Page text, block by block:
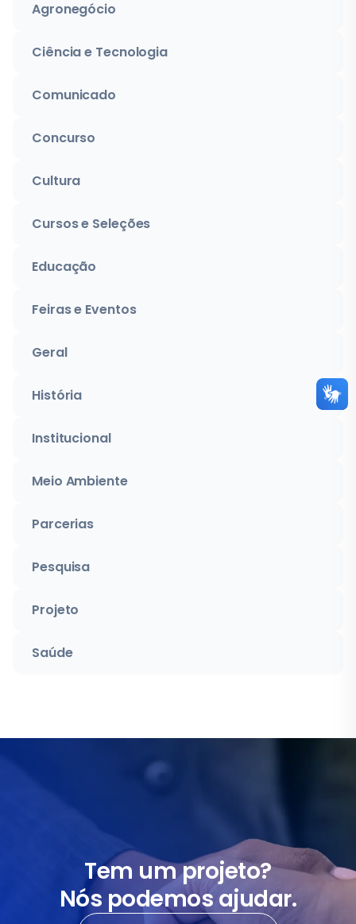
Agronegócio
Ciência e Tecnologia
Comunicado
Concurso
Cultura
Cursos e Seleções
Educação
Feiras e Eventos
Geral
História
Institucional
Meio Ambiente
Parcerias
Pesquisa
Projeto
Saúde
Tem um projeto?
Nós podemos ajudar.